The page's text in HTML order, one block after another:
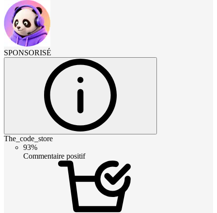
SPONSORISÉ
The_code_store
93%
Commentaire positif